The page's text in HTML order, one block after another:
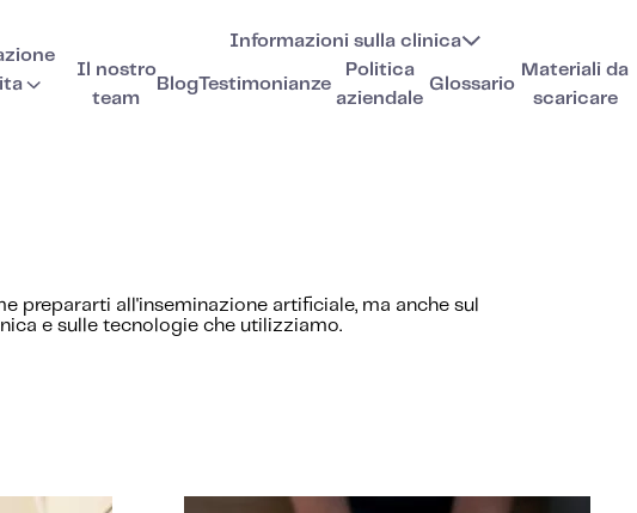
Informazioni sulla clinica
Il nostro
team
BlogTestimonianze
Politica
aziendale
Glossario
Materiali da
scaricare
prepararti all'inseminazione artificiale, ma anche sul
e sulle tecnologie che utilizziamo.